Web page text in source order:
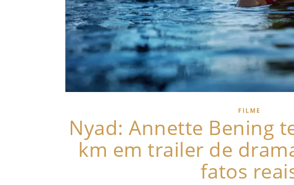
FILME
Nyad: Annette Bening
km em trailer de
fatos